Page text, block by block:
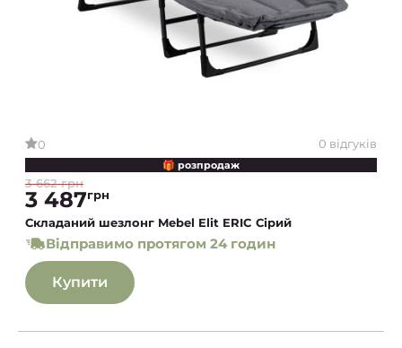
0 0 відгуків
🎁 розпродаж
3 662 грн
3 487грн
Складаний шезлонг Mebel Elit ERIC Сірий
Відправимо протягом 24 годин
Купити